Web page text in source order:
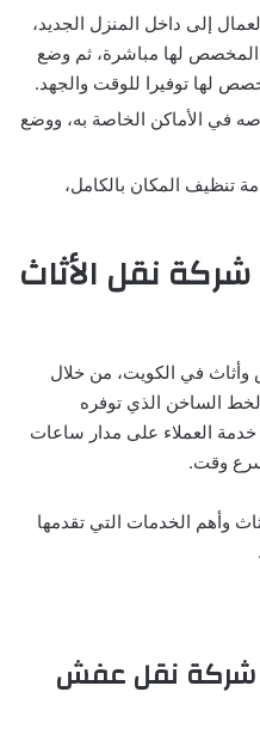
إلى داخل المنزل الجديد،
لها مباشرة، ثم وضع
لها توفيرا للوقت والجهد.
في الأماكن الخاصة به، ووضع
تنظيف المكان بالكامل،
نقل الأثاث
في الكويت، من خلال
الساخن الذي توفره
خدمة العملاء على مدار ساعات
وقت.
وأهم الخدمات التي تقدمها
شركة نقل عفش